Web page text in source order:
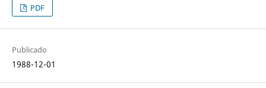
PDF
Publicado
1988-12-01